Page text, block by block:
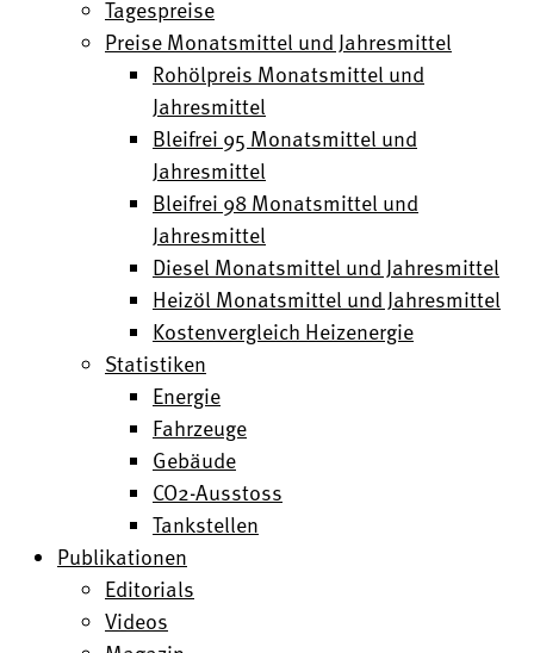
Tagespreise
Preise Monatsmittel und Jahresmittel
Rohölpreis Monatsmittel und
Jahresmittel
Bleifrei 95 Monatsmittel und
Jahresmittel
Bleifrei 98 Monatsmittel und
Jahresmittel
Diesel Monatsmittel und Jahresmittel
Heizöl Monatsmittel und Jahresmittel
Kostenvergleich Heizenergie
Statistiken
Energie
Fahrzeuge
Gebäude
CO2-Ausstoss
Tankstellen
Publikationen
Editorials
Videos